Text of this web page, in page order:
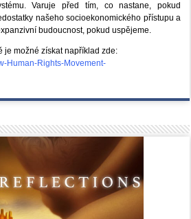
Varuje před tím, co nastane, pokud
našeho socioekonomického přístupu a
budoucnost, pokud uspějeme.
je možné získat například zde:
Human-Rights-Movement-